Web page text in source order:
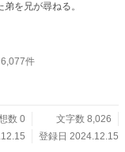
を兄が尋ねる。
件
数 0
文字数 8,026
登録日 2024.12.15